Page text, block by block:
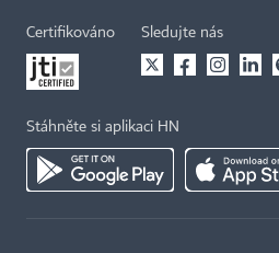
Certifikováno Sledujte nás
Stáhněte si aplikaci HN